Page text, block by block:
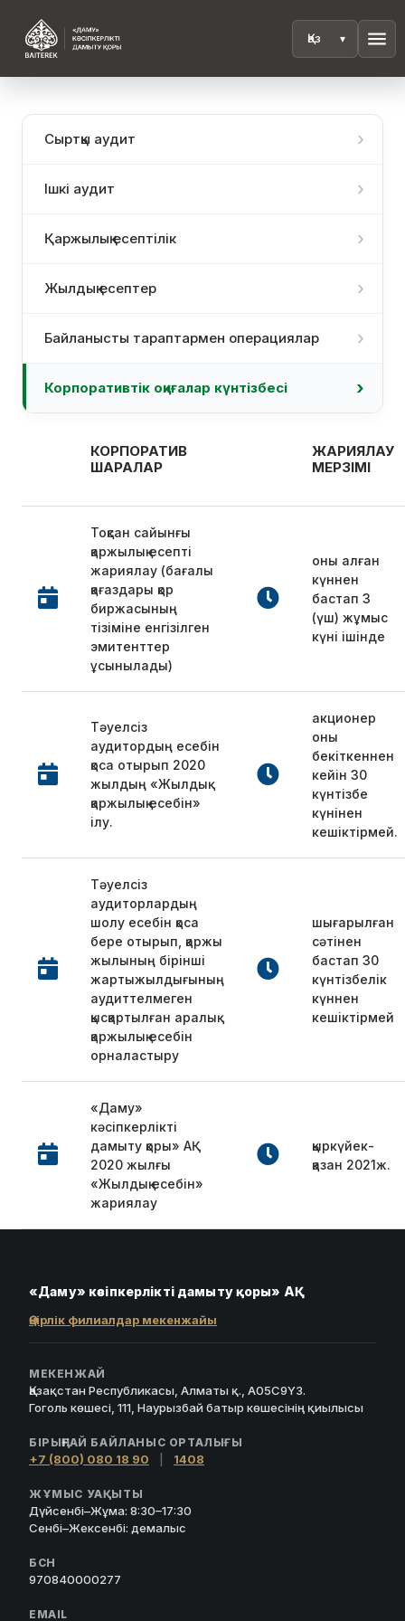
menu
Сыртқы аудит
Ішкі аудит
Қаржылық есептілік
Жылдық есептер
Байланысты тараптармен операциялар
Корпоративтік оқиғалар күнтізбесі
КОРПОРАТИВ
ШАРАЛАР
ЖАРИЯЛАУ
МЕРЗІМІ
Тоқсан сайынғы
қаржылық есепті
жариялау (бағалы
қағаздары қор
биржасының
тізіміне енгізілген
эмитенттер
ұсынылады)
оны алған
күннен
бастап 3
(үш) жұмыс
күні ішінде
Тәуелсіз
аудитордың есебін
қоса отырып 2020
жылдың «Жылдық
қаржылық есебін»
ілу.
акционер
оны
бекіткеннен
кейін 30
күнтізбе
күнінен
кешіктірмей.
Тәуелсіз
аудиторлардың
шолу есебін қоса
бере отырып, қаржы
жылының бірінші
жартыжылдығының
аудиттелмеген
қысқартылған аралық
қаржылық есебін
орналастыру
шығарылған
сәтінен
бастап 30
күнтізбелік
күннен
кешіктірмей
«Даму»
кәсіпкерлікті
дамыту қоры» АҚ
2020 жылғы
«Жылдық есебін»
жариялау
қыркүйек-
қазан 2021ж.
«Даму» кәсіпкерлікті дамыту қоры» АҚ
Өңірлік филиалдар мекенжайы
МЕКЕНЖАЙ
Қазақстан Республикасы, Алматы қ., A05C9Y3.
Гоголь көшесі, 111, Наурызбай батыр көшесінің қиылысы
БІРЫҢҒАЙ БАЙЛАНЫС ОРТАЛЫҒЫ
+7 (800) 080 18 90 1408
ЖҰМЫС УАҚЫТЫ
Дүйсенбі–Жұма: 8:30–17:30
Сенбі–Жексенбі: демалыс
БСН
970840000277
EMAIL